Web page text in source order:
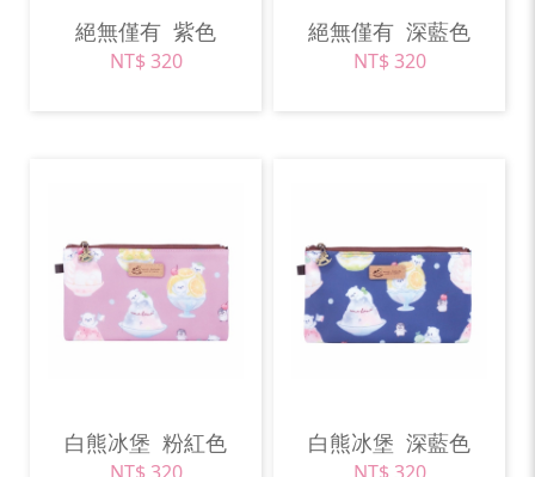
絕無僅有 紫色
NT$ 320
絕無僅有 深藍色
NT$ 320
白熊冰堡 粉紅色 白熊冰堡 深藍色